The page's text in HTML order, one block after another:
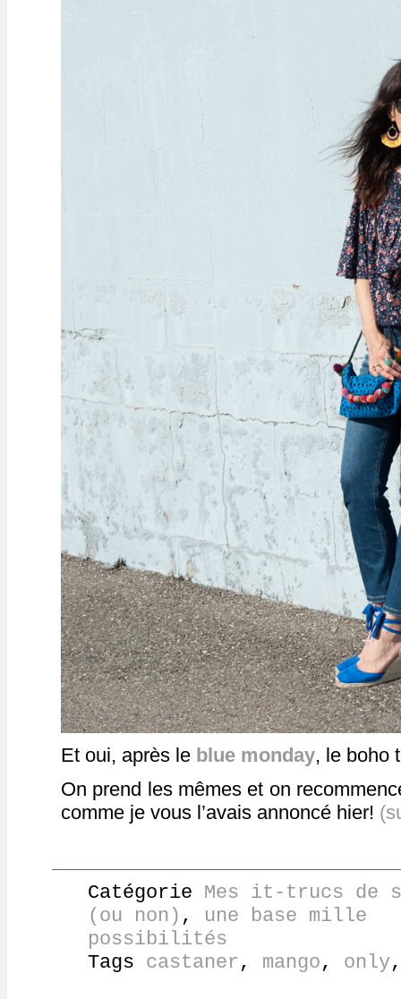
Et oui, après le blue monday, le boho
On prend les mêmes et on
comme je vous l’avais annoncé hier!
Catégorie Mes it-trucs de
(ou non) , une base mille
possibilités
Tags castaner, mango, only